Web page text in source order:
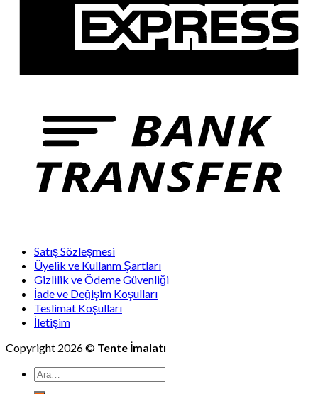
Satış Sözleşmesi
Üyelik ve Kullanm Şartları
Gizlilik ve Ödeme Güvenliği
İade ve Değişim Koşulları
Teslimat Koşulları
İletişim
Copyright 2026 © Tente İmalatı
Ara: